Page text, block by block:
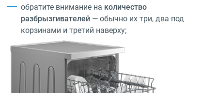
обратите внимание на количество
разбрызгивателей — обычно их три, два под
корзинами и третий наверху;